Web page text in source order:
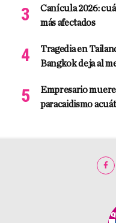
Canícula 2026:
más afectados
Tragedia en
Bangkok deja al
Empresario
paracaidismo